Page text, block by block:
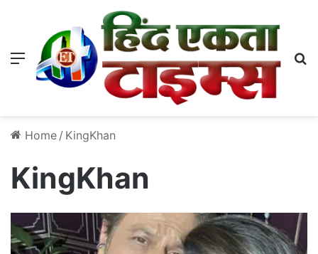
Menu
Home / KingKhan
KingKhan